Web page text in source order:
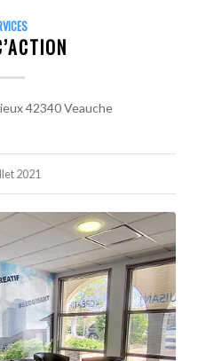
42340 Veauche
2021